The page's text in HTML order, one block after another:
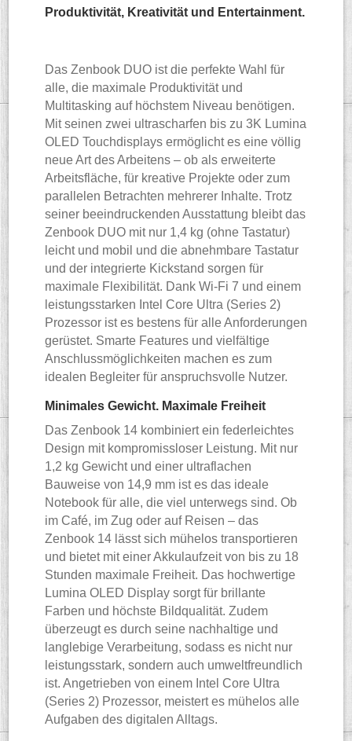
Produktivität, Kreativität und Entertainment.
Das Zenbook DUO ist die perfekte Wahl für
alle, die maximale Produktivität und
Multitasking auf höchstem Niveau benötigen.
Mit seinen zwei ultrascharfen bis zu 3K Lumina
OLED Touchdisplays ermöglicht es eine völlig
neue Art des Arbeitens – ob als erweiterte
Arbeitsfläche, für kreative Projekte oder zum
parallelen Betrachten mehrerer Inhalte. Trotz
seiner beeindruckenden Ausstattung bleibt das
Zenbook DUO mit nur 1,4 kg (ohne Tastatur)
leicht und mobil und die abnehmbare Tastatur
und der integrierte Kickstand sorgen für
maximale Flexibilität. Dank Wi-Fi 7 und einem
leistungsstarken Intel Core Ultra (Series 2)
Prozessor ist es bestens für alle Anforderungen
gerüstet. Smarte Features und vielfältige
Anschlussmöglichkeiten machen es zum
idealen Begleiter für anspruchsvolle Nutzer.
Minimales Gewicht. Maximale Freiheit
Das Zenbook 14 kombiniert ein federleichtes
Design mit kompromissloser Leistung. Mit nur
1,2 kg Gewicht und einer ultraflachen
Bauweise von 14,9 mm ist es das ideale
Notebook für alle, die viel unterwegs sind. Ob
im Café, im Zug oder auf Reisen – das
Zenbook 14 lässt sich mühelos transportieren
und bietet mit einer Akkulaufzeit von bis zu 18
Stunden maximale Freiheit. Das hochwertige
Lumina OLED Display sorgt für brillante
Farben und höchste Bildqualität. Zudem
überzeugt es durch seine nachhaltige und
langlebige Verarbeitung, sodass es nicht nur
leistungsstark, sondern auch umweltfreundlich
ist. Angetrieben von einem Intel Core Ultra
(Series 2) Prozessor, meistert es mühelos alle
Aufgaben des digitalen Alltags.